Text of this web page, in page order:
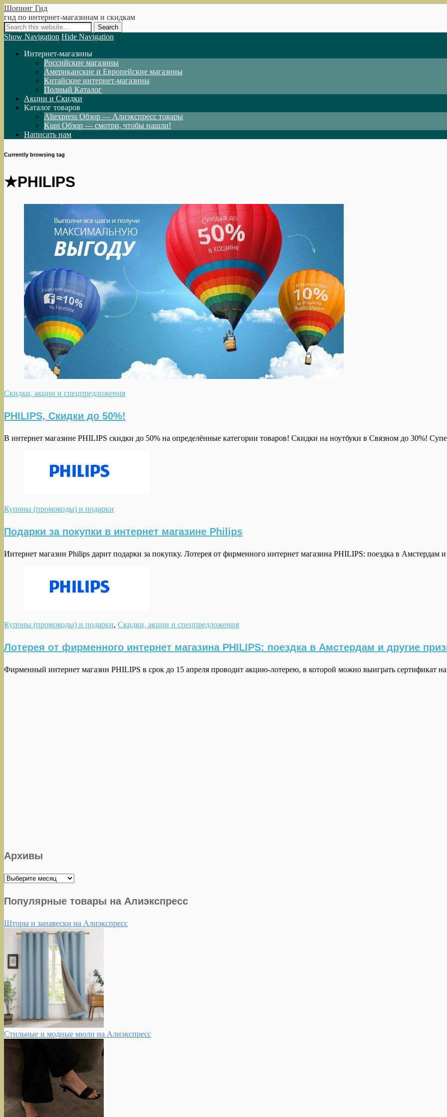
Шопинг Гид
гид по интернет-магазинам и скидкам
Show Navigation Hide Navigation
Интернет-магазины
Российские магазины
Американские и Европейские магазины
Китайские интернет-магазины
Полный Каталог
Акции и Скидки
Каталог товаров
Aliexpress Обзор — Алиэкспресс товары
Kupi Обзор — смотри, чтобы нашли!
Написать нам
Currently browsing tag
★PHILIPS
Скидки, акции и спецпредложения
PHILIPS, Скидки до 50%!
В интернет магазине PHILIPS скидки до 50% на определённые категории товаров! Скидки на ноутбуки в Связном до 30%!
Купоны (промокоды) и подарки
Подарки за покупки в интернет магазине Philips
Интернет магазин Philips дарит подарки за покупку. Лотерея от фирменного интернет магазина PHILIPS: поездка в
Купоны (промокоды) и подарки, Скидки, акции и спецпредложения
Лотерея от фирменного интернет магазина PHILIPS: поездка в Амстердам и другие
Фирменный интернет магазин PHILIPS в срок до 15 апреля проводит акцию-лотерею, в которой можно выиграть сертификат
Архивы
Архивы
Популярные товары на Алиэкспресс
Шторы и занавески на Алиэкспресс
Стильные и модные мюли на Алиэкспресс